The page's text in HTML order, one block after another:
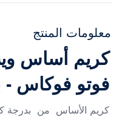
معلومات المنتج
كريم أساس
فوتو فوكاس -
كريم الأساس من بدرجة